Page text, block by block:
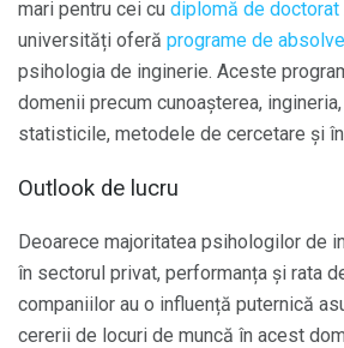
mari pentru cei cu diplomă de doctorat
universități oferă programe de
psihologia de inginerie. Aceste
domenii precum cunoașterea,
statisticile, metodele de cercetare și
Outlook de lucru
Deoarece majoritatea psihologilor de
în sectorul privat, performanța și rata
companiilor au o influență puternică
cererii de locuri de muncă în acest